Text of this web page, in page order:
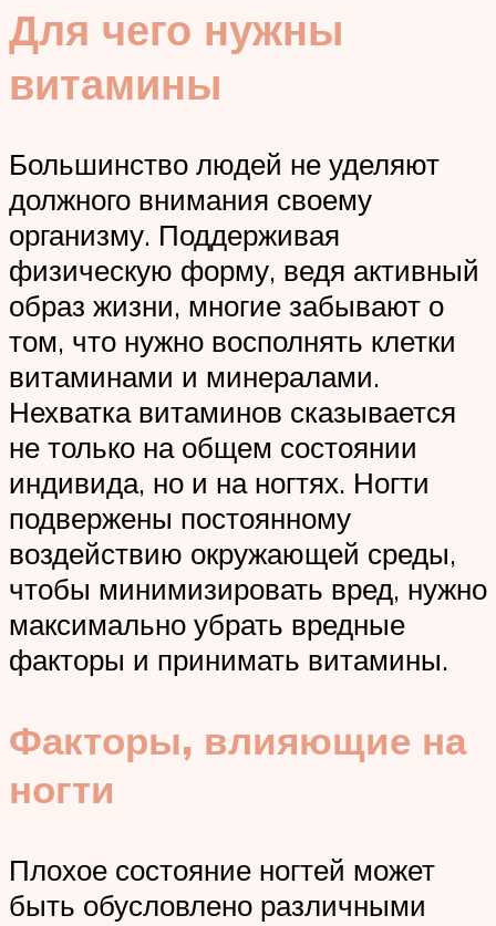
Для чего нужны
витамины
Большинство людей не уделяют
должного внимания своему
организму. Поддерживая
физическую форму, ведя активный
образ жизни, многие забывают о
том, что нужно восполнять клетки
витаминами и минералами.
Нехватка витаминов сказывается
не только на общем состоянии
индивида, но и на ногтях. Ногти
подвержены постоянному
воздействию окружающей среды,
чтобы минимизировать вред, нужно
максимально убрать вредные
факторы и принимать витамины.
Факторы, влияющие на
ногти
Плохое состояние ногтей может
быть обусловлено различными